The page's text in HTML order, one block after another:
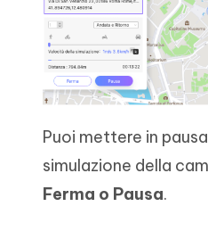
Puoi mettere in
simulazione della
Ferma o Pausa.